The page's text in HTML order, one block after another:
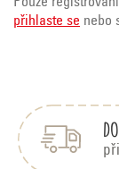
přihlaste se nebo